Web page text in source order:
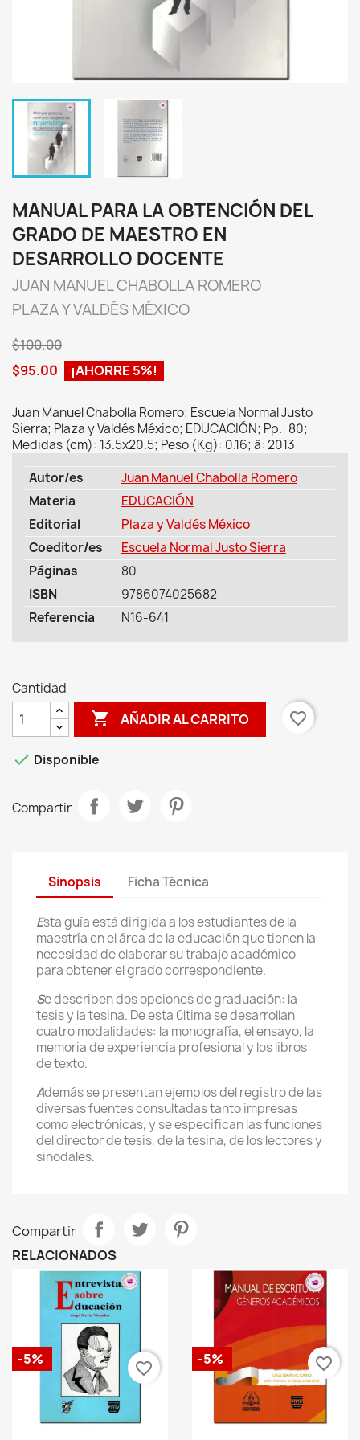
MANUAL PARA LA OBTENCIÓN DEL
GRADO DE MAESTRO EN
DESARROLLO DOCENTE
JUAN MANUEL CHABOLLA ROMERO
PLAZA Y VALDÉS MÉXICO
$100.00
$95.00
¡AHORRE 5%!
Juan Manuel Chabolla Romero; Escuela Normal Justo
Sierra; Plaza y Valdés México; EDUCACIÓN; Pp.: 80;
Medidas (cm): 13.5x20.5; Peso (Kg): 0.16; â: 2013
Autor/es
Juan Manuel Chabolla Romero
Materia
EDUCACIÓN
Editorial
Plaza y Valdés México
Coeditor/es
Escuela Normal Justo Sierra
Páginas
80
ISBN
9786074025682
Referencia
N16-641
Cantidad
 AÑADIR AL CARRITO favorite_border
 Disponible
Compartir
Sinopsis Ficha Técnica
Esta guía está dirigida a los estudiantes de la
maestría en el área de la educación que tienen la
necesidad de elaborar su trabajo académico
para obtener el grado correspondiente.
Se describen dos opciones de graduación: la
tesis y la tesina. De esta última se desarrollan
cuatro modalidades: la monografía, el ensayo, la
memoria de experiencia profesional y los libros
de texto.
Además se presentan ejemplos del registro de las
diversas fuentes consultadas tanto impresas
como electrónicas, y se especifican las funciones
del director de tesis, de la tesina, de los lectores y
sinodales.
Compartir
RELACIONADOS
-5%
favorite_border
-5% favorite_border